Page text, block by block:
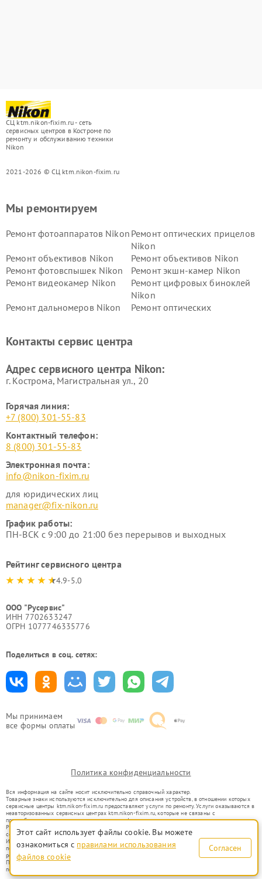
СЦ ktm.nikon-fixim.ru - сеть
сервисных центров в Костроме по
ремонту и обслуживанию техники
Nikon
2021-2026 © СЦ ktm.nikon-fixim.ru
Мы принимаем
все формы оплаты
Мы ремонтируем
Ремонт фотоаппаратов Nikon Ремонт оптических прицелов
Nikon
Ремонт объективов Nikon
Ремонт объективов Nikon
Ремонт фотовспышек Nikon
Ремонт экшн-камер Nikon
Ремонт видеокамер Nikon
Ремонт цифровых биноклей
Nikon
Ремонт дальномеров Nikon
Ремонт оптических
Контакты сервис центра
Адрес сервисного центра Nikon:
г. Кострома, Магистральная ул., 20
Горячая линия:
+7 (800) 301-55-83
Контактный телефон:
8 (800) 301-55-83
Электронная почта:
info@nikon-fixim.ru
для юридических лиц
manager@fix-nikon.ru
График работы:
ПН-ВСК с 9:00 до 21:00 без перерывов и выходных
Рейтинг сервисного центра
4.9-5.0
ООО "Русервис"
ИНН 7702633247
ОГРН 1077746335776
Поделиться в соц. сетях:
Политика конфиденциальности
Вся информация на сайте носит исключительно справочный характер.
Товарные знаки используются исключительно для описания устройств, в отношении которых
сервисные центры ktm.nikon-fixim.ru предоставляют услуги по ремонту. Услуги оказываются в
неавторизованных сервисных центрах ktm.nikon-fixim.ru, которые не связаны с
правообладателями товарных знаков или их официальными представителями.
Ремонт осуществляется для устройств, уже введенных в гражданский оборот в соответствии
со статьей 1487 ГК РФ.
Использование товарных знаков не преследует цели индивидуализации услуг или введения
потребителей в заблуждение, а служит для информирования о предоставляемых услугах по
ремонту техники указанных брендов.
Представленная на сайте информация не является публичной офертой, определяемой
положениями Статьи 437(2) Гражданского кодекса РФ
Этот сайт использует файлы cookie. Вы можете
ознакомиться с правилами использования
файлов cookie
Согласен